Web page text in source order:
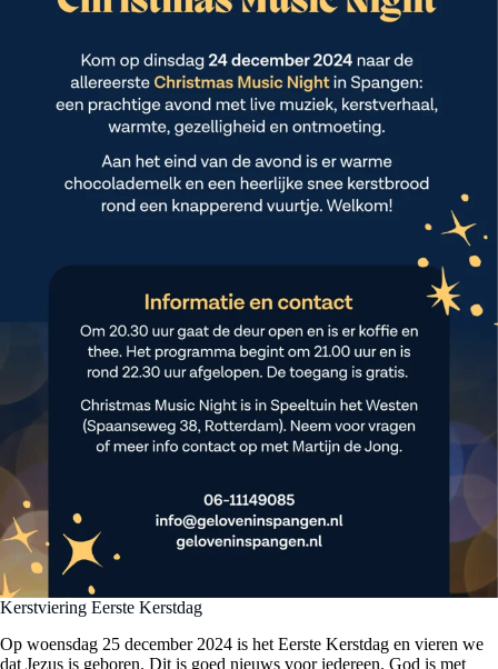
Kerstviering Eerste Kerstdag
Op woensdag 25 december 2024 is het Eerste Kerstdag en vieren we
dat Jezus is geboren. Dit is goed nieuws voor iedereen. God is met